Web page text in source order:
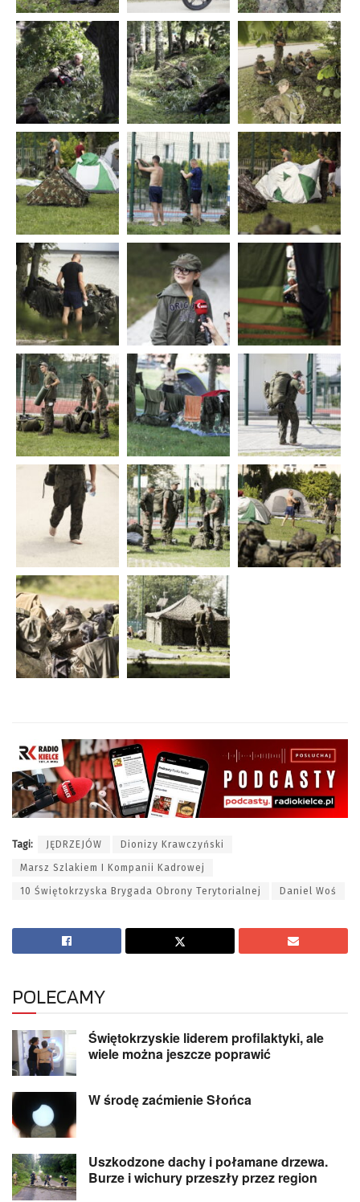
Tagi: JĘDRZEJÓW Dionizy Krawczyński
Marsz Szlakiem I Kompanii Kadrowej
10 Świętokrzyska Brygada Obrony Terytorialnej Daniel Woś
POLECAMY
Świętokrzyskie liderem profilaktyki, ale
wiele można jeszcze poprawić
W środę zaćmienie Słońca
Uszkodzone dachy i połamane drzewa.
Burze i wichury przeszły przez region